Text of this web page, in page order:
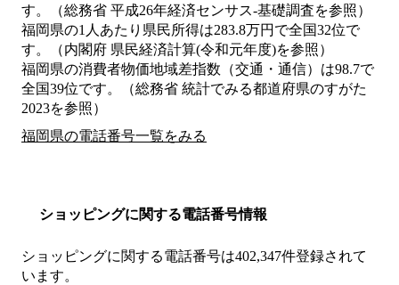
す。（総務省 平成26年経済センサス‐基礎調査を参照）
福岡県の1人あたり県民所得は283.8万円で全国32位で
す。（内閣府 県民経済計算(令和元年度)を参照）
福岡県の消費者物価地域差指数（交通・通信）は98.7で
全国39位です。（総務省 統計でみる都道府県のすがた
2023を参照）
福岡県の電話番号一覧をみる
ショッピングに関する電話番号情報
ショッピングに関する電話番号は402,347件登録されて
います。